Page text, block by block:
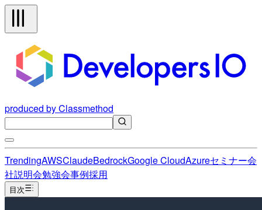
produced by Classmethod
TrendingAWSClaudeBedrockGoogle CloudAzureセミナー会
社説明会勉強会事例採用
目次